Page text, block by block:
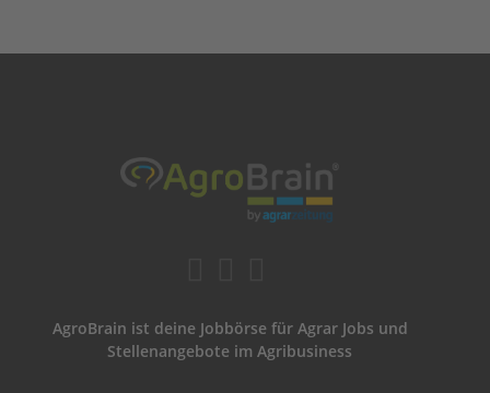
AgroBrain ist deine Jobbörse für Agrar Jobs und
Stellenangebote im Agribusiness